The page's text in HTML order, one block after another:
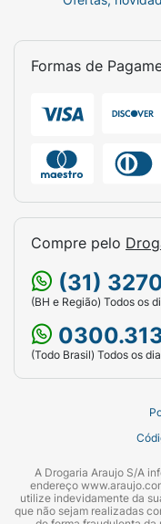
Formas de
Compre pelo
(31)
(BH e Região) Todos os
(Todo Brasil) Todos os
A Drogaria Araujo S/A
endereço
utilize indevidamente da
que não sejam realizadas